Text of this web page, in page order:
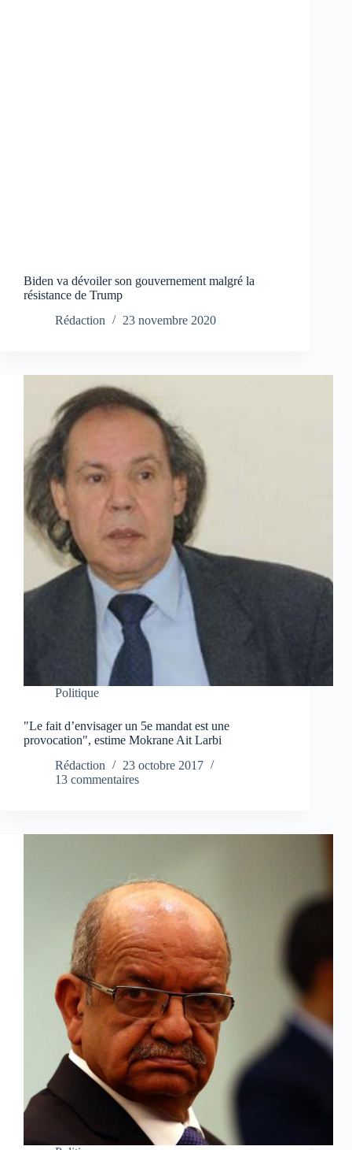
Biden va dévoiler son gouvernement malgré la
résistance de Trump
Rédaction
23 novembre 2020
Politique
"Le fait d’envisager un 5e mandat est une
provocation", estime Mokrane Ait Larbi
Rédaction
23 octobre 2017
13 commentaires